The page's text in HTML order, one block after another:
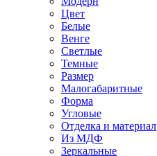
Цвет
Белые
Венге
Светлые
Темные
Размер
Малогабаритные
Форма
Угловые
Отделка и материал
Из МДФ
Зеркальные